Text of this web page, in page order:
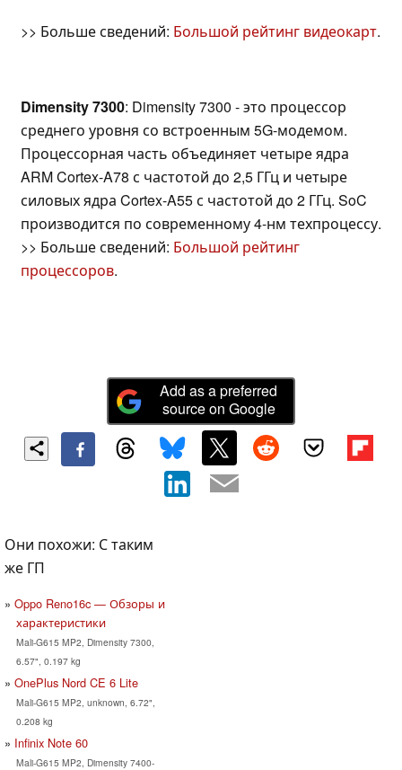
>> Больше сведений: Большой рейтинг видеокарт.
Dimensity 7300: Dimensity 7300 - это процессор
среднего уровня со встроенным 5G-модемом.
Процессорная часть объединяет четыре ядра
ARM Cortex-A78 с частотой до 2,5 ГГц и четыре
силовых ядра Cortex-A55 с частотой до 2 ГГц. SoC
производится по современному 4-нм техпроцессу.
>> Больше сведений: Большой рейтинг
процессоров.
Add as a preferred
source on Google
Они похожи: С таким
же ГП
Oppo Reno16c — Обзоры и
характеристики
Mali-G615 MP2, Dimensity 7300,
6.57", 0.197 kg
OnePlus Nord CE 6 Lite
Mali-G615 MP2, unknown, 6.72",
0.208 kg
Infinix Note 60
Mali-G615 MP2, Dimensity 7400-